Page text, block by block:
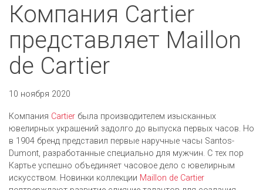
Компания Cartier
представляет Maillon
de Cartier
10 ноября 2020
Компания Cartier была производителем изысканных
ювелирных украшений задолго до выпуска первых часов. Но
в 1904 бренд представил первые наручные часы Santos-
Dumont, разработанные специально для мужчин. С тех пор
Картье успешно объединяет часовое дело с ювелирным
искусством. Новинки коллекции Maillon de Cartier